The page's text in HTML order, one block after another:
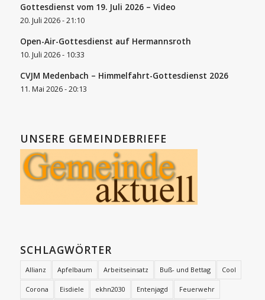
Gottesdienst vom 19. Juli 2026 – Video
20. Juli 2026 - 21:10
Open-Air-Gottesdienst auf Hermannsroth
10. Juli 2026 - 10:33
CVJM Medenbach – Himmelfahrt-Gottesdienst 2026
11. Mai 2026 - 20:13
UNSERE GEMEINDEBRIEFE
SCHLAGWÖRTER
Allianz Apfelbaum Arbeitseinsatz Buß- und Bettag Cool
Corona Eisdiele ekhn2030 Entenjagd Feuerwehr